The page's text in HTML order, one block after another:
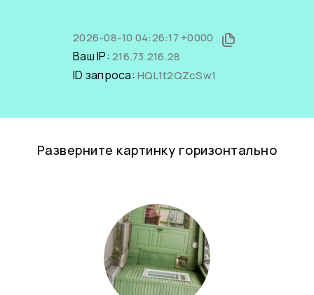
2026-08-10 04:26:17 +0000
Ваш IP: 216.73.216.28
ID запроса: HQL1t2QZcSw1
Разверните картинку горизонтально